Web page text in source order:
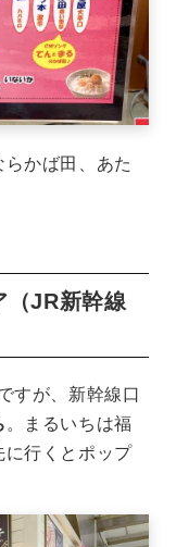
かば田、あた
（JR新幹線
すが、新幹線口
。まるいちは福
に行くとポップ